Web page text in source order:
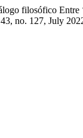
filosófico Entre
no. 127, July